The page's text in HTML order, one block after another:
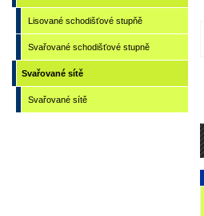
Lisované schodišťové stupňě
Svařované schodišťové stupně
Svařované sítě
Svařované sítě